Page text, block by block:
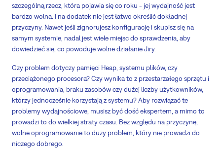
szczególną rzecz, która pojawia się co roku - jej wydajność jest
bardzo wolna. I na dodatek nie jest łatwo określić dokładnej
przyczyny. Nawet jeśli zignorujesz konfigurację i skupisz się na
samym systemie, nadal jest wiele miejsc do sprawdzenia, aby
dowiedzieć się, co powoduje wolne działanie Jiry.
Czy problem dotyczy pamięci Heap, systemu plików, czy
przeciążonego procesora? Czy wynika to z przestarzałego sprzętu i
oprogramowania, braku zasobów czy dużej liczby użytkowników,
którzy jednocześnie korzystają z systemu? Aby rozwiązać te
problemy wydajnościowe, musisz być dość ekspertem, a mimo to
prowadzi to do wielkiej straty czasu. Bez względu na przyczynę,
wolne oprogramowanie to duży problem, który nie prowadzi do
niczego dobrego.